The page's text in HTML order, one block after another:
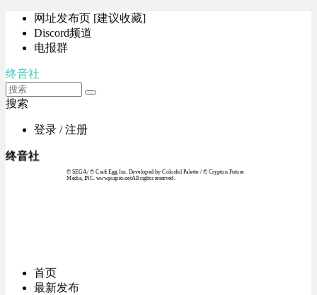
网址发布页 [建议收藏]
Discord频道
电报群
终音社
搜索
登录 / 注册
终音社
© SEGA / © Craft Egg Inc. Developed by Colorful Palette / © Crypton Future
Media, INC. www.piapro.netAll rights reserved.
首页
最新发布